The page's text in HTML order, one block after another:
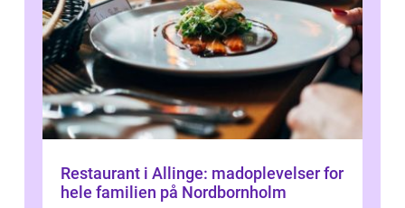
Restaurant i Allinge: madoplevelser for
hele familien på Nordbornholm